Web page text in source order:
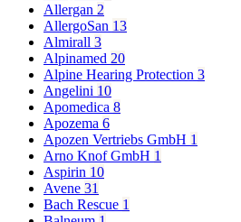
Allergan 2
AllergoSan 13
Almirall 3
Alpinamed 20
Alpine Hearing Protection 3
Angelini 10
Apomedica 8
Apozema 6
Apozen Vertriebs GmbH 1
Arno Knof GmbH 1
Aspirin 10
Avene 31
Bach Rescue 1